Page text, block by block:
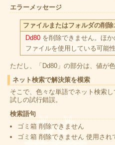
エラーメッセージ
ファイルまたはフォルダの削
Dd80 を削除できません。ほ
ファイルを使用している可能
ただし、「Dd80」の部分は、値が
ネット検索で解決策を模索
そこで、色々な単語でネット検索
試しの試行錯誤。
検索語句
ゴミ箱 削除できません
ゴミ箱 削除できません 使用され